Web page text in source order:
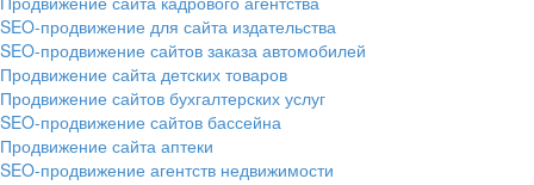
SEO-продвижение для сайта издательства
SEO-продвижение сайтов заказа автомобилей
Продвижение сайта детских товаров
Продвижение сайтов бухгалтерских услуг
SEO-продвижение сайтов бассейна
Продвижение сайта аптеки
SEO-продвижение агентств недвижимости